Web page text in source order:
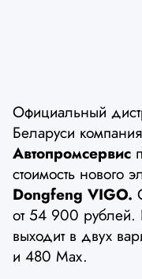
Официальный
Беларуси компания
Автопромсервис
стоимость нового
Dongfeng VIGO.
от 54 900 рублей.
выходит в двух
и 480 Max.